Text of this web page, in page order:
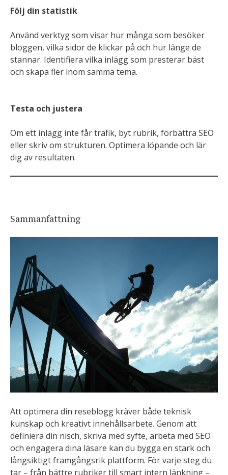
Följ din statistik
Använd verktyg som visar hur många som besöker
bloggen, vilka sidor de klickar på och hur länge de
stannar. Identifiera vilka inlägg som presterar bäst
och skapa fler inom samma tema.
Testa och justera
Om ett inlägg inte får trafik, byt rubrik, förbättra SEO
eller skriv om strukturen. Optimera löpande och lär
dig av resultaten.
Sammanfattning
Att optimera din reseblogg kräver både teknisk
kunskap och kreativt innehållsarbete. Genom att
definiera din nisch, skriva med syfte, arbeta med SEO
och engagera dina läsare kan du bygga en stark och
långsiktigt framgångsrik plattform. För varje steg du
tar – från bättre rubriker till smart intern länkning –